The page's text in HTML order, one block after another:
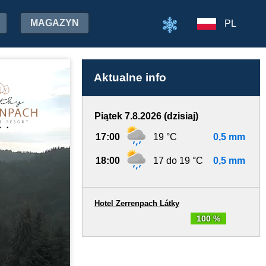
MAGAZYN PL
Aktualne info
Piątek 7.8.2026 (dzisiaj)
17:00 19 °C 0,5 mm
18:00 17 do 19 °C 0,5 mm
100 %
Hotel Zerrenpach Látky